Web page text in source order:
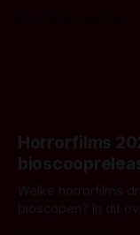
Horrorfilms
Welke horrorfilms
bioscopen? In dit